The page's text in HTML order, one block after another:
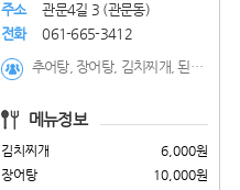
주소
관문4길 3 (관문동)
전화
061-665-3412
추어탕, 장어탕, 김치찌개, 된장찌개, 들깨순두부, 순두부찌개, 육개장, 갈비탕, 냉면(계절메뉴), 떡국(계절메뉴), 떡만두국(계절메뉴)
메뉴정보
김치찌개
6,000원
장어탕
10,000원